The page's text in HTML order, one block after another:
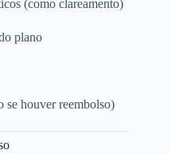
(como clareamento)
plano
se houver reembolso)